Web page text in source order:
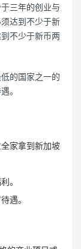
三年的创业与
达到不少于新
不少于新币两
的国家之一的
。
家拿到新加坡
。
遇。